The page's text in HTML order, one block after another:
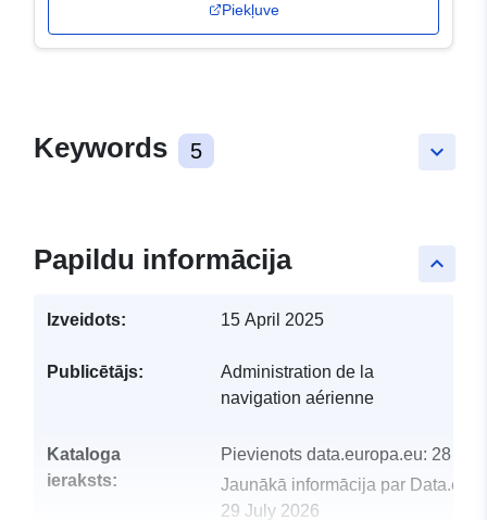
Piekļuve
keyboard_arrow_down
Keywords 5
keyboard_arrow_up
Papildu informācija
Izveidots: 15 April 2025
Publicētājs:
Administration de la
navigation aérienne
Kataloga
ieraksts:
Pievienots data.europa.eu: 28
Jaunākā informācija par
29 July 2026